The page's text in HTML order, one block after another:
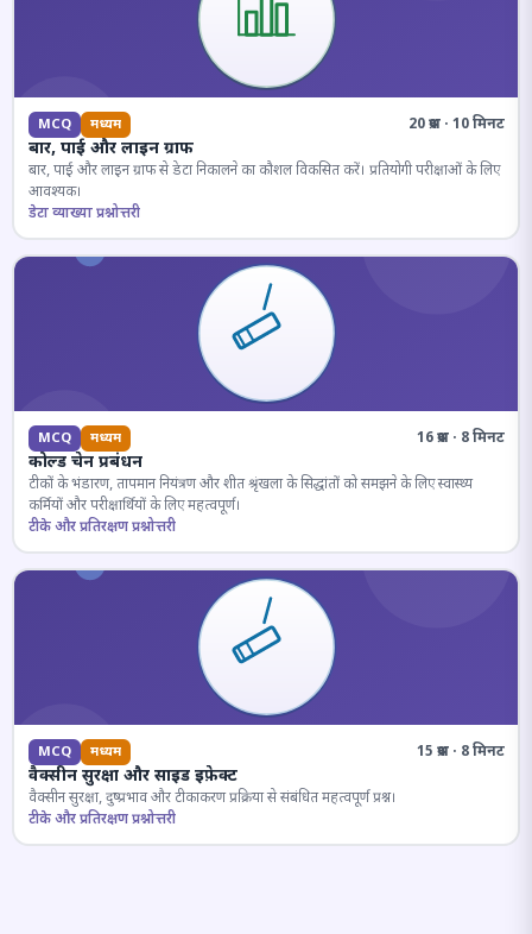
MCQ मध्यम 20 प्रश्न · 10 मिनट
बार, पाई और लाइन ग्राफ
बार, पाई और लाइन ग्राफ से डेटा निकालने का कौशल विकसित करें। प्रतियोगी परीक्षाओं के लिए
आवश्यक।
डेटा व्याख्या प्रश्नोत्तरी
MCQ मध्यम 16 प्रश्न · 8 मिनट
कोल्ड चेन प्रबंधन
टीकों के भंडारण, तापमान नियंत्रण और शीत श्रृंखला के सिद्धांतों को समझने के लिए स्वास्थ्य
कर्मियों और परीक्षार्थियों के लिए महत्वपूर्ण।
टीके और प्रतिरक्षण प्रश्नोत्तरी
MCQ मध्यम 15 प्रश्न · 8 मिनट
वैक्सीन सुरक्षा और साइड इफ़ेक्ट
वैक्सीन सुरक्षा, दुष्प्रभाव और टीकाकरण प्रक्रिया से संबंधित महत्वपूर्ण प्रश्न।
टीके और प्रतिरक्षण प्रश्नोत्तरी